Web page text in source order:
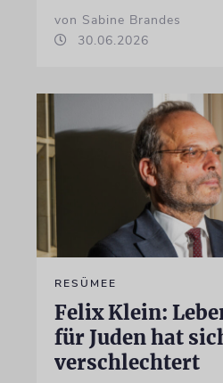
von Sabine Brandes
30.06.2026
RESÜMEE
Felix Klein:
für Juden hat
verschlechtert